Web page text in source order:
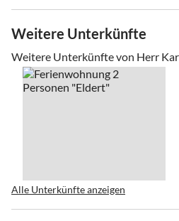
Weitere Unterkünfte
Weitere Unterkünfte von Herr
Alle Unterkünfte anzeigen